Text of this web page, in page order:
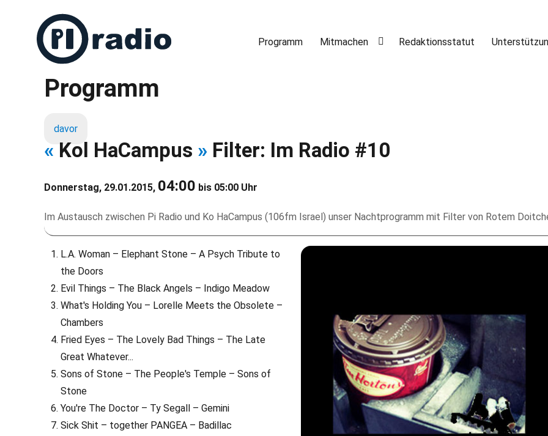
Freies Radio in Berlin
Programm Mitmachen Redaktionsstatut
Programm
davor
« Kol HaCampus » Filter: Im Radio #10
Donnerstag, 29.01.2015, 04:00 bis 05:00 Uhr
Im Austausch zwischen Pi Radio und Ko HaCampus (106fm Israel) unser Nachtprogramm mit Filter von Rotem
L.A. Woman – Elephant Stone – A Psych Tribute to
the Doors
Evil Things – The Black Angels – Indigo Meadow
What's Holding You – Lorelle Meets the Obsolete –
Chambers
Fried Eyes – The Lovely Bad Things – The Late
Great Whatever...
Sons of Stone – The People's Temple – Sons of
Stone
You're The Doctor – Ty Segall – Gemini
Sick Shit – together PANGEA – Badillac